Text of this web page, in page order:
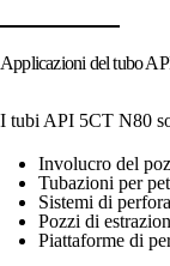
Applicazioni del tubo
I tubi API 5CT N80
Involucro del
Tubazioni per
Sistemi di
Pozzi di
Piattaforme di